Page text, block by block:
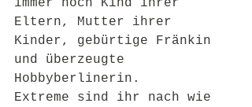
immer noch Kind ihrer
Eltern, Mutter ihrer
Kinder, gebürtige Fränkin
und überzeugte
Hobbyberlinerin.
Extreme sind ihr nach wie